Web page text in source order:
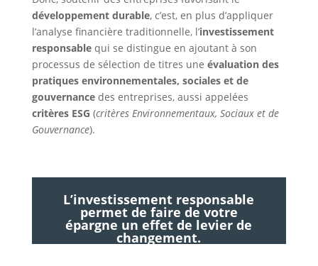
développement durable, c’est, en plus d’appliquer
l’analyse financière traditionnelle, l’investissement
responsablequi se distingue en ajoutant à son
processus de sélection de titres une évaluation des
pratiques environnementales, sociales et de
gouvernancedes entreprises, aussi appelées
critères ESG (critères Environnementaux, Sociaux et de
Gouvernance).
L’investissement responsable
permet de faire de votre
épargne un effet de levier de
changement.